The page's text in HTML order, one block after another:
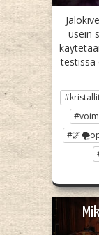
usein
testissä